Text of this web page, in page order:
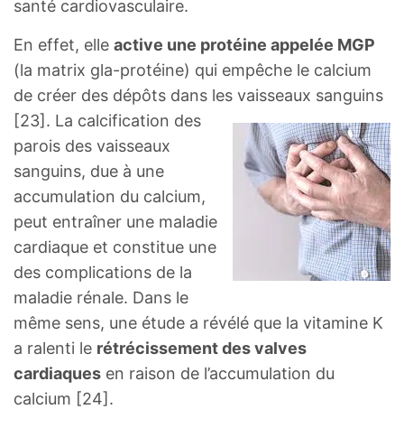
santé cardiovasculaire.
En effet, elle active une protéine appelée MGP
(la matrix gla-protéine) qui empêche le calcium
de créer des dépôts dans les vaisseaux sanguins
[23]. La calcification des
parois des vaisseaux
sanguins, due à une
accumulation du calcium,
peut entraîner une maladie
cardiaque et constitue une
des complications de la
maladie rénale. Dans le
même sens, une étude a révélé que la vitamine K
a ralenti le rétrécissement des valves
cardiaques en raison de l’accumulation du
calcium [24].